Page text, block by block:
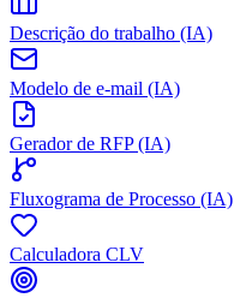
Descrição do trabalho (IA)
Modelo de e-mail (IA)
Gerador de RFP (IA)
Fluxograma de Processo (IA)
Calculadora CLV